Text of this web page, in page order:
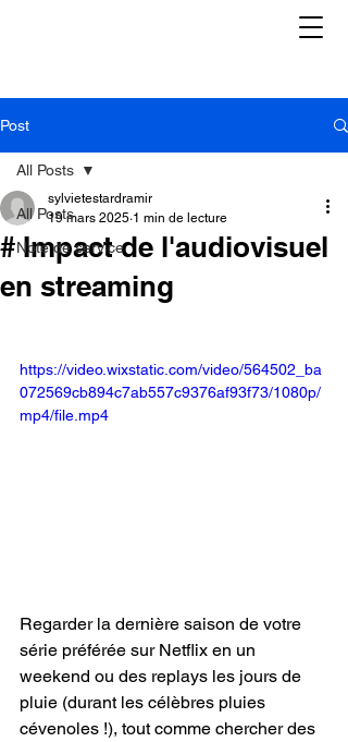
Post
All Posts
Note de service
All Posts
# Impact de l'audiovisuel
en streaming
sylvietestardramir
19 mars 2025 1 min de lecture
https://video.wixstatic.com/video/564502_ba
072569cb894c7ab557c9376af93f73/1080p/
mp4/file.mp4
Regarder la dernière saison de votre
série préférée sur Netflix en un
weekend ou des replays les jours de
pluie (durant les célèbres pluies
cévenoles !), tout comme chercher des